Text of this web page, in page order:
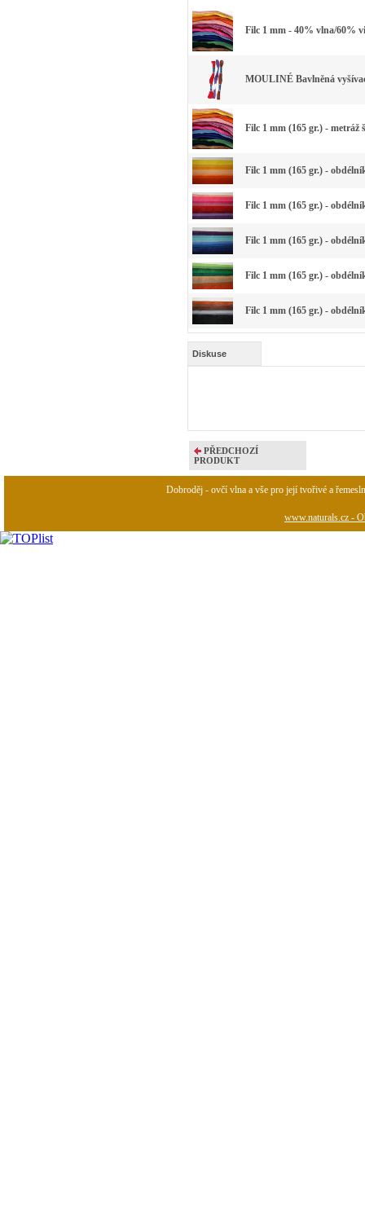
Filc 1 mm - 40% vlna/60%
MOULINÉ Bavlněná
Filc 1 mm (165 gr.) - metráž
Filc 1 mm (165 gr.) -
Filc 1 mm (165 gr.) -
Filc 1 mm (165 gr.) -
Filc 1 mm (165 gr.) -
Filc 1 mm (165 gr.) -
Diskuse
PŘEDCHOZÍ
PRODUKT
Dobroděj - ovčí vlna a vše pro její tvořivé a
www.naturals.cz -